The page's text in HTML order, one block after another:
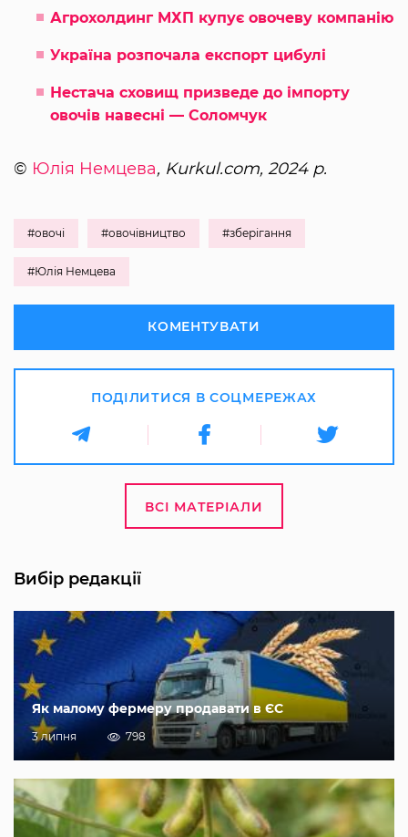
Агрохолдинг МХП купує овочеву компанію
Україна розпочала експорт цибулі
Нестача сховищ призведе до імпорту
овочів навесні — Соломчук
© Юлія Немцева, Kurkul.com, 2024 р.
#овочі #овочівництво #зберігання
#Юлія Немцева
КОМЕНТУВАТИ
ПОДІЛИТИСЯ В СОЦМЕРЕЖАХ
ВСІ МАТЕРІАЛИ
Вибір редакції
Як малому фермеру продавати в ЄС
3 липня 798